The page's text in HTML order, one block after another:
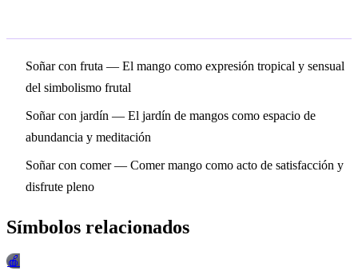
Soñar con fruta — El mango como expresión tropical y sensual
del simbolismo frutal
Soñar con jardín — El jardín de mangos como espacio de
abundancia y meditación
Soñar con comer— Comer mango como acto de satisfacción y
disfrute pleno
Símbolos relacionados
🍎